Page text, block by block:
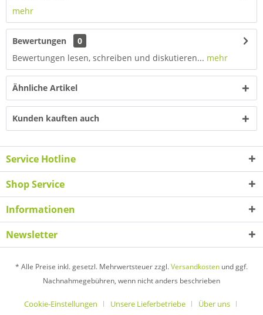
mehr
Bewertungen
0
Bewertungen lesen, schreiben und diskutieren... mehr
Ähnliche Artikel
Kunden kauften auch
Service Hotline
Shop Service
Informationen
Newsletter
* Alle Preise inkl. gesetzl. Mehrwertsteuer zzgl.Versandkosten und ggf.
Nachnahmegebühren, wenn nicht anders beschrieben
Cookie-Einstellungen Unsere Lieferbetriebe Über uns